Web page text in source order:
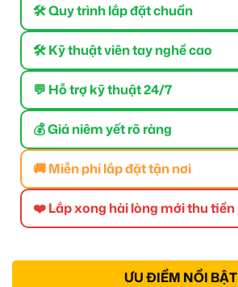
🛠 Quy trình lắp đặt chuẩn
🛠 Kỹ thuật viên tay nghề cao
💬 Hỗ trợ kỹ thuật 24/7
💰 Giá niêm yết rõ ràng
🚚 Miễn phí lắp đặt tận nơi
❤️ Lắp xong hài lòng mới thu tiền
ƯU ĐIỂM NỔI BẬT